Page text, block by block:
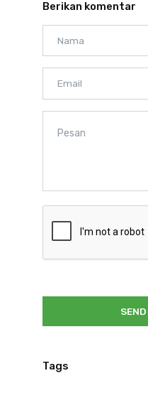
Berikan komentar
Tags